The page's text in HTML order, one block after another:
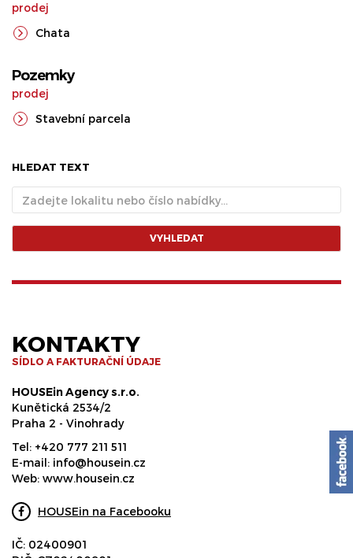
prodej
Chata
Pozemky
prodej
Stavební parcela
HLEDAT TEXT
VYHLEDAT
KONTAKTY
SÍDLO A FAKTURAČNÍ ÚDAJE
HOUSEin Agency s.r.o.
Kunětická 2534/2
Praha 2 - Vinohrady
Tel: +420 777 211 511
E-mail: info@housein.cz
Web: www.housein.cz
HOUSEin na Facebooku
IČ: 02400901